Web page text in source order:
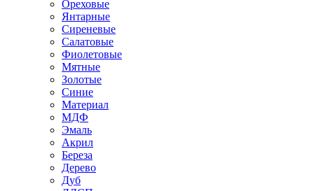
Ореховые
Янтарные
Сиреневые
Салатовые
Фиолетовые
Мятные
Золотые
Синие
Материал
МДФ
Эмаль
Акрил
Береза
Дерево
Дуб